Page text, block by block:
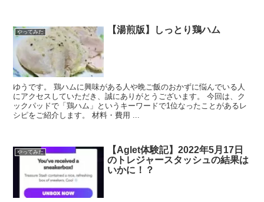
やってみた 【湯煎版】しっとり鶏ハム
ゆうです。 鶏ハムに興味がある人や晩ご飯のおかずに悩んでいる人
にアクセスしていただき、誠にありがとうございます。 今回は、ク
ックパッドで「鶏ハム」というキーワードで1位なったことがあるレ
シピをご紹介します。 材料・費用 ...
やってみた
【Aglet体験記】2022年5月17日
のトレジャースタッシュの結果は
いかに！？